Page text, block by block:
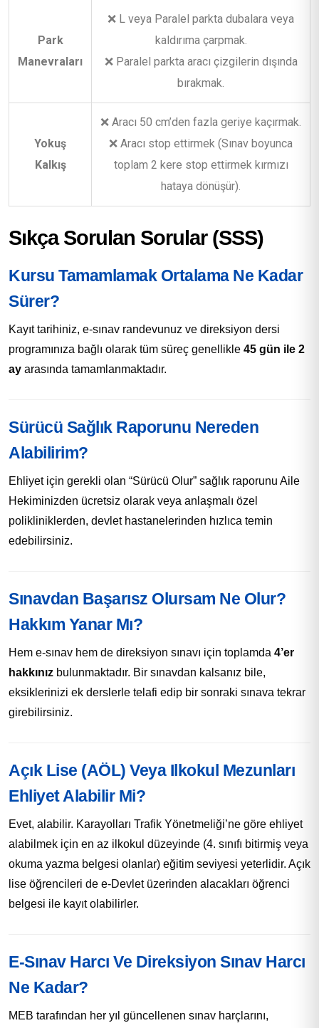
Park
Manevraları
❌ L veya Paralel parkta dubalara veya
kaldırıma çarpmak.
❌ Paralel parkta aracı çizgilerin dışında
bırakmak.
Yokuş
Kalkış
❌ Aracı 50 cm’den fazla geriye kaçırmak.
❌ Aracı stop ettirmek (Sınav boyunca
toplam 2 kere stop ettirmek kırmızı
hataya dönüşür).
Sıkça Sorulan Sorular (SSS)
Kursu Tamamlamak Ortalama Ne Kadar
Sürer?
Kayıt tarihiniz, e-sınav randevunuz ve direksiyon dersi
programınıza bağlı olarak tüm süreç genellikle 45 gün ile 2
ay arasında tamamlanmaktadır.
Sürücü Sağlık Raporunu Nereden
Alabilirim?
Ehliyet için gerekli olan “Sürücü Olur” sağlık raporunu Aile
Hekiminizden ücretsiz olarak veya anlaşmalı özel
polikliniklerden, devlet hastanelerinden hızlıca temin
edebilirsiniz.
Sınavdan Başarısz Olursam Ne Olur?
Hakkım Yanar Mı?
Hem e-sınav hem de direksiyon sınavı için toplamda 4’er
hakkınız bulunmaktadır. Bir sınavdan kalsanız bile,
eksiklerinizi ek derslerle telafi edip bir sonraki sınava tekrar
girebilirsiniz.
Açık Lise (AÖL) Veya Ilkokul Mezunları
Ehliyet Alabilir Mi?
Evet, alabilir. Karayolları Trafik Yönetmeliği’ne göre ehliyet
alabilmek için en az ilkokul düzeyinde (4. sınıfı bitirmiş veya
okuma yazma belgesi olanlar) eğitim seviyesi yeterlidir. Açık
lise öğrencileri de e-Devlet üzerinden alacakları öğrenci
belgesi ile kayıt olabilirler.
E-Sınav Harcı Ve Direksiyon Sınav Harcı
Ne Kadar?
MEB tarafından her yıl güncellenen sınav harçlarını,